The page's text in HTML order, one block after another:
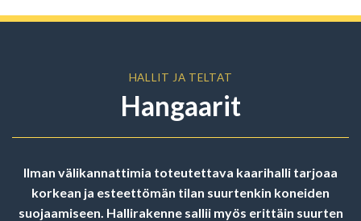
HALLIT JA TELTAT
Hangaarit
Ilman välikannattimia toteutettava kaarihalli tarjoaa
korkean ja esteettömän tilan suurtenkin koneiden
suojaamiseen. Hallirakenne sallii myös erittäin suurten